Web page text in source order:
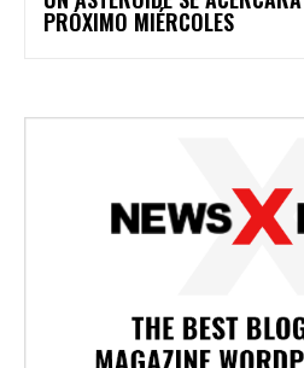
PRÓXIMO MIÉRCOLES